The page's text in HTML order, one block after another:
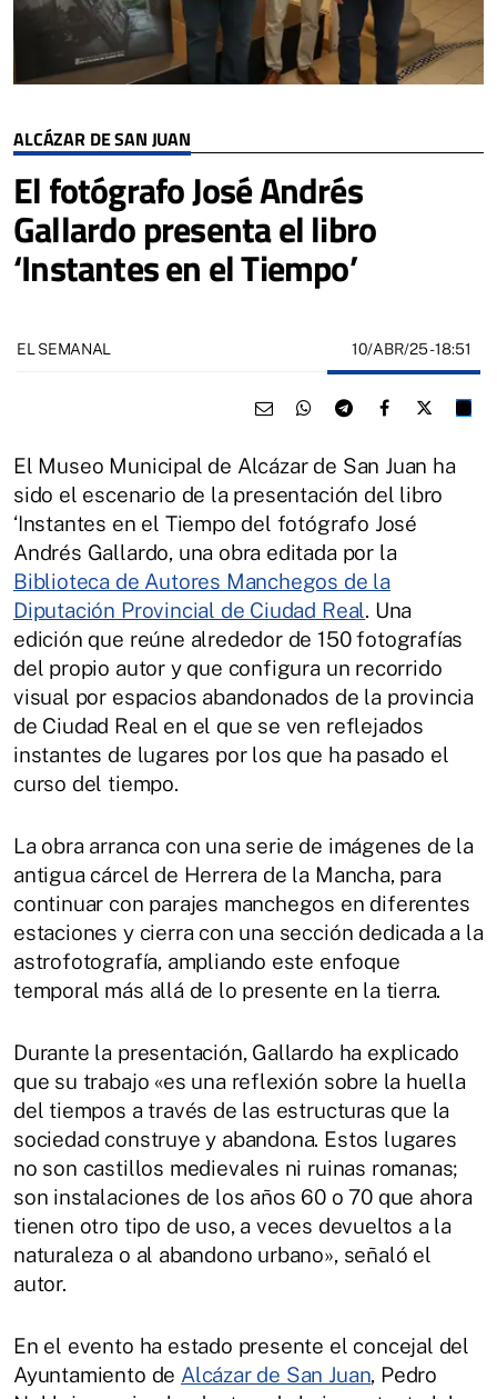
ALCÁZAR DE SAN JUAN
El fotógrafo José Andrés
Gallardo presenta el libro
‘Instantes en el Tiempo’
EL SEMANAL 10/ABR/25- 18:51
El Museo Municipal de Alcázar de San Juan ha
sido el escenario de la presentación del libro
‘Instantes en el Tiempo del fotógrafo José
Andrés Gallardo, una obra editada por la
Biblioteca de Autores Manchegos de la
Diputación Provincial de Ciudad Real. Una
edición que reúne alrededor de 150 fotografías
del propio autor y que configura un recorrido
visual por espacios abandonados de la provincia
de Ciudad Real en el que se ven reflejados
instantes de lugares por los que ha pasado el
curso del tiempo.
La obra arranca con una serie de imágenes de la
antigua cárcel de Herrera de la Mancha, para
continuar con parajes manchegos en diferentes
estaciones y cierra con una sección dedicada a la
astrofotografía, ampliando este enfoque
temporal más allá de lo presente en la tierra.
Durante la presentación, Gallardo ha explicado
que su trabajo «es una reflexión sobre la huella
del tiempos a través de las estructuras que la
sociedad construye y abandona. Estos lugares
no son castillos medievales ni ruinas romanas;
son instalaciones de los años 60 o 70 que ahora
tienen otro tipo de uso, a veces devueltos a la
naturaleza o al abandono urbano», señaló el
autor.
En el evento ha estado presente el concejal del
Ayuntamiento de Alcázar de San Juan, Pedro